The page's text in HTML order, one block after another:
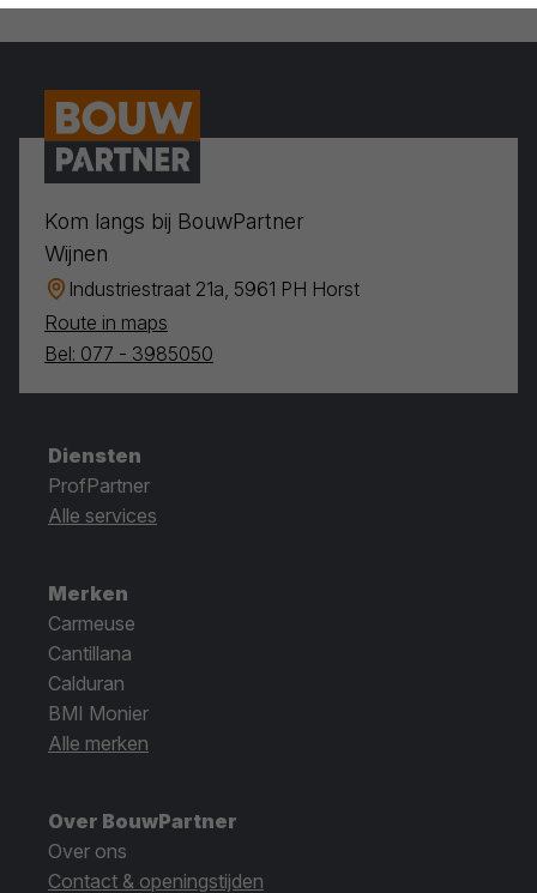
Kom langs bij BouwPartner
Wijnen
Industriestraat 21a, 5961 PH Horst
Route in maps
Bel: 077 - 3985050
Diensten
ProfPartner
Alle services
Merken
Carmeuse
Cantillana
Calduran
BMI Monier
Alle merken
Over BouwPartner
Over ons
Contact & openingstijden